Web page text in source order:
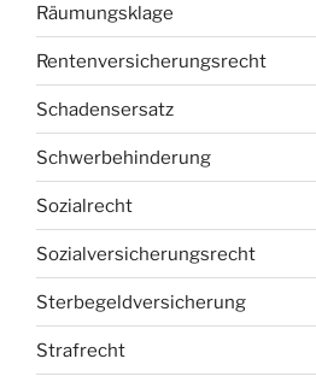
Räumungsklage
Rentenversicherungsrecht
Schadensersatz
Schwerbehinderung
Sozialrecht
Sozialversicherungsrecht
Sterbegeldversicherung
Strafrecht